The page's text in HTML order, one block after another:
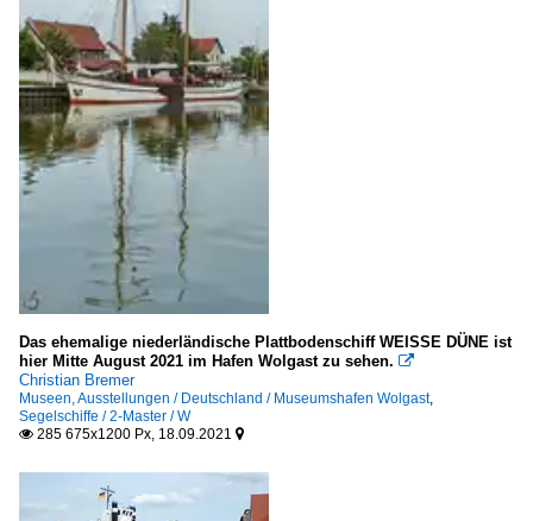
Das ehemalige niederländische Plattbodenschiff WEISSE DÜNE ist
hier Mitte August 2021 im Hafen Wolgast zu sehen. 
Christian Bremer
Museen, Ausstellungen / Deutschland / Museumshafen Wolgast,
Segelschiffe / 2-Master / W
 285 675x1200 Px, 18.09.2021 